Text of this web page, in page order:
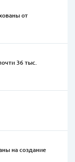
от
36 тыс.
на создание